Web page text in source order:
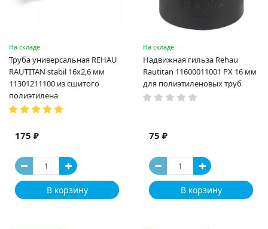
На складе
Труба универсальная REHAU
RAUTITAN stabil 16х2,6 мм
11301211100 из сшитого
полиэтилена
175 ₽
В корзину
На складе
Надвижная гильза Rehau
Rautitan 11600011001 PX 16 мм
для полиэтиленовых труб
75 ₽
В корзину